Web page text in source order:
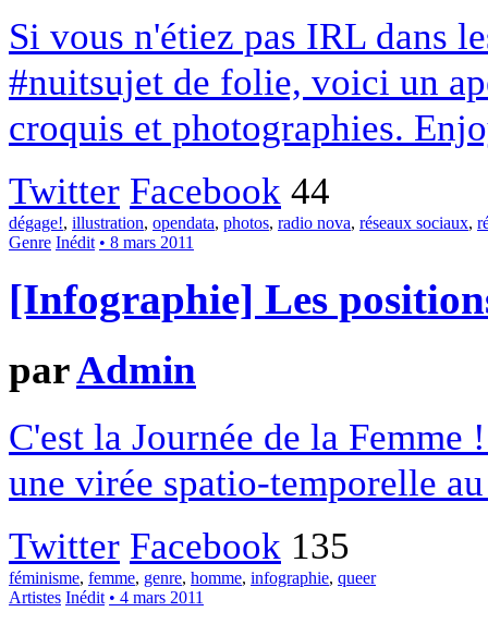
Si vous n'étiez pas IRL dans
#nuitsujet de folie, voici un
croquis et photographies.
Twitter Facebook 44
dégage!, illustration, opendata, photos, radio nova, réseaux sociaux,
Genre Inédit • 8 mars 2011
[Infographie] Les
parAdmin
C'est la Journée de la
une virée spatio-temporelle
Twitter Facebook 135
féminisme, femme, genre, homme, infographie, queer
Artistes Inédit • 4 mars 2011